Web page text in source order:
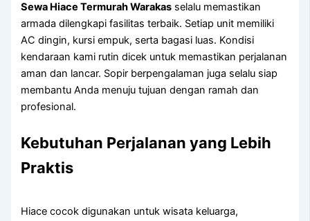
Sewa Hiace Termurah Warakas selalu memastikan
armada dilengkapi fasilitas terbaik. Setiap unit memiliki
AC dingin, kursi empuk, serta bagasi luas. Kondisi
kendaraan kami rutin dicek untuk memastikan perjalanan
aman dan lancar. Sopir berpengalaman juga selalu siap
membantu Anda menuju tujuan dengan ramah dan
profesional.
Kebutuhan Perjalanan yang Lebih
Praktis
Hiace cocok digunakan untuk wisata keluarga,